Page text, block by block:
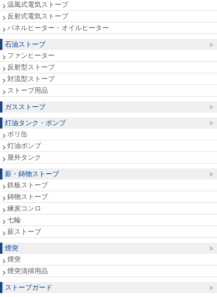
温風式電気ストーブ
反射式電気ストーブ
パネルヒーター・オイルヒーター
石油ストーブ
ファンヒーター
反射型ストーブ
対流型ストーブ
ストーブ用品
ガスストーブ
灯油タンク・ポンプ
ポリ缶
灯油ポンプ
屋外タンク
薪・鋳物ストーブ
鉄板ストーブ
鋳物ストーブ
練炭コンロ
七輪
薪ストーブ
煙突
煙突
煙突清掃用品
ストーブガード